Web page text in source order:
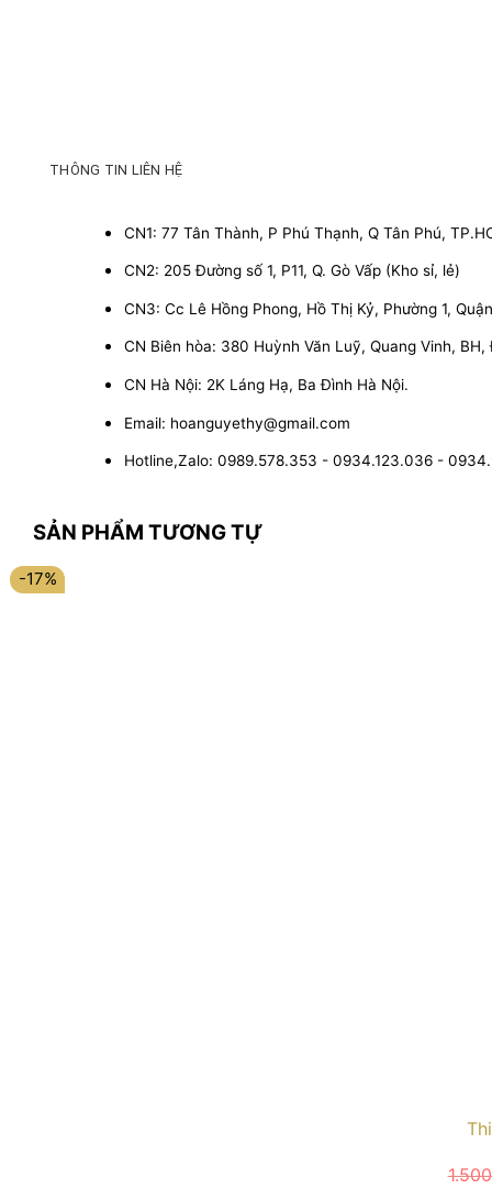
THÔNG TIN LIÊN HỆ
CN1: 77 Tân Thành, P Phú Thạnh, Q Tân Phú,
CN2: 205 Đường số 1, P11, Q. Gò Vấp (Kho sỉ, lẻ)
CN3: Cc Lê Hồng Phong, Hồ Thị Kỷ, Phường 1,
CN Biên hòa: 380 Huỳnh Văn Luỹ, Quang Vinh, BH,
CN Hà Nội: 2K Láng Hạ, Ba Đình Hà Nội.
Email: hoanguyethy@gmail.com
Hotline,Zalo: 0989.578.353 - 0934.123.036 -
SẢN PHẨM TƯƠNG TỰ
-17%